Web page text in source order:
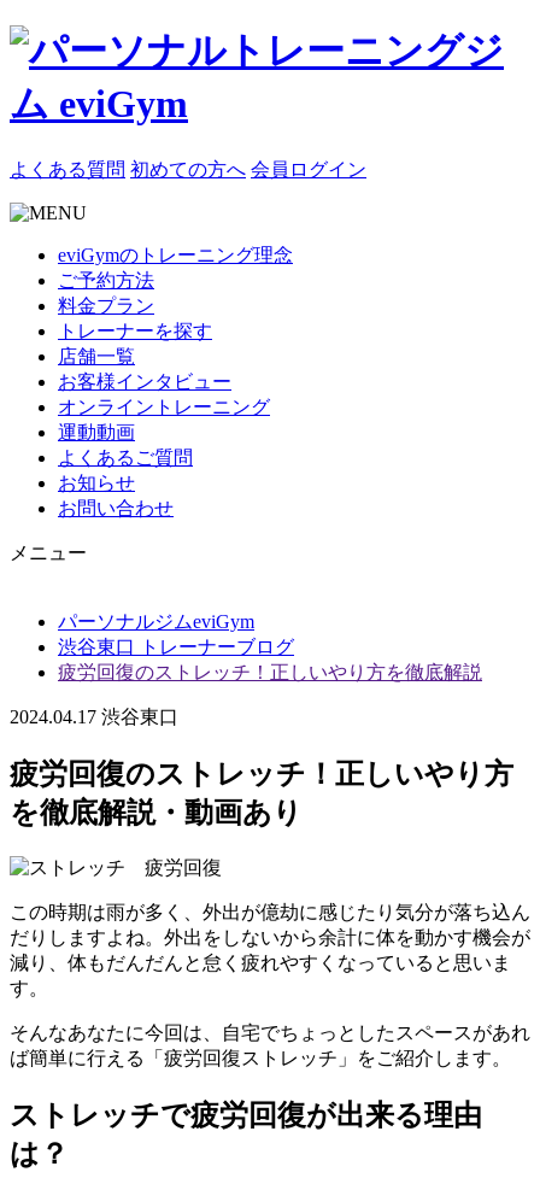
よくある質問 初めての方へ 会員ログイン
eviGymのトレーニング理念
ご予約方法
料金プラン
トレーナーを探す
店舗一覧
お客様インタビュー
オンライントレーニング
運動動画
よくあるご質問
お知らせ
お問い合わせ
メニュー
パーソナルジムeviGym
渋谷東口 トレーナーブログ
疲労回復のストレッチ！正しいやり方を徹底解説
2024.04.17 渋谷東口
疲労回復のストレッチ！正しいやり方
を徹底解説・動画あり
この時期は雨が多く、外出が億劫に感じたり気分が落ち込ん
だりしますよね。外出をしないから余計に体を動かす機会が
減り、体もだんだんと怠く疲れやすくなっていると思いま
す。
そんなあなたに今回は、自宅でちょっとしたスペースがあれ
ば簡単に行える「疲労回復ストレッチ」をご紹介します。
ストレッチで疲労回復が出来る理由
は？